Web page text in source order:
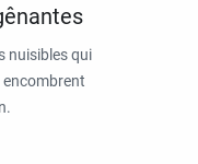
nuisibles qui